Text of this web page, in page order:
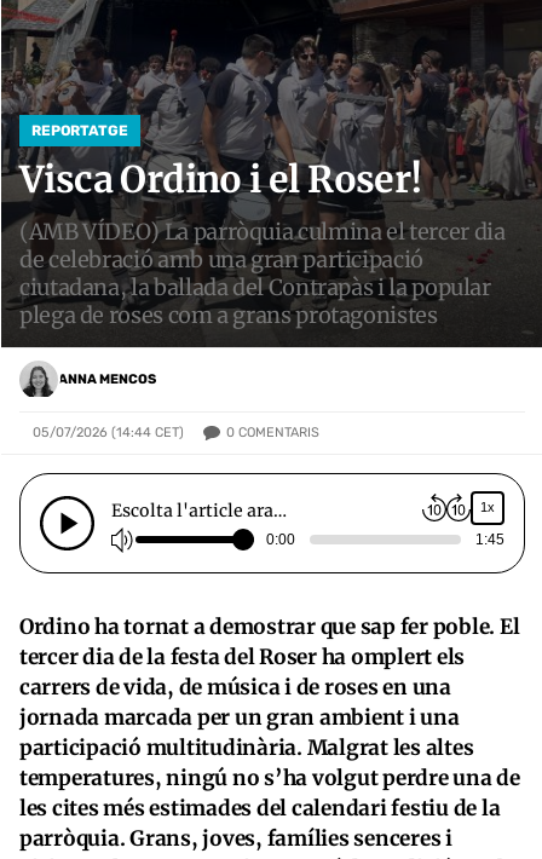
REPORTATGE
Visca Ordino i el Roser!
(AMB VÍDEO) La parròquia culmina el tercer dia
de celebració amb una gran participació
ciutadana, la ballada del Contrapàs i la popular
plega de roses com a grans protagonistes
ANNA MENCOS
05/07/2026 (14:44 CET) 0 COMENTARIS
Escolta l'article ara… 1x
0:00 1:45
Ordino ha tornat a demostrar que sap fer poble. El
tercer dia de la festa del Roser ha omplert els
carrers de vida, de música i de roses en una
jornada marcada per un gran ambient i una
participació multitudinària. Malgrat les altes
temperatures, ningú no s’ha volgut perdre una de
les cites més estimades del calendari festiu de la
parròquia. Grans, joves, famílies senceres i